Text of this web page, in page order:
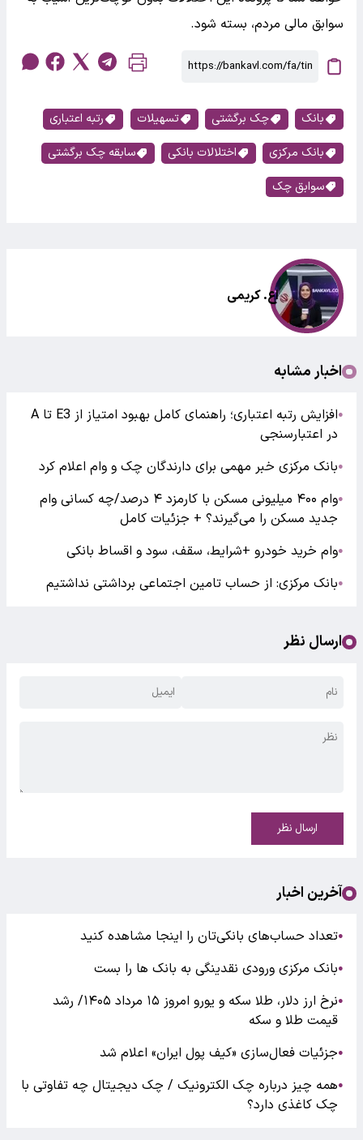
سوابق مالی مردم، بسته شود.
بانک چک برگشتی تسهیلات
رتبه اعتباری
بانک مرکزی
اختلالات بانکی
سابقه چک برگشتی
سوابق چک
اع. کریمی
اخبار مشابه
●
افزایش رتبه اعتباری؛ راهنمای کامل بهبود امتیاز از E3 تا A
در اعتبارسنجی
●بانک مرکزی خبر مهمی برای دارندگان چک و وام اعلام کرد
●
وام ۴۰۰ میلیونی مسکن با کارمزد ۴ درصد/چه کسانی وام
جدید مسکن را می‌گیرند؟ + جزئیات کامل
●وام خرید خودرو +شرایط، سقف، سود و اقساط بانکی
●بانک مرکزی: از حساب تامین اجتماعی برداشتی نداشتیم
ارسال نظر
ارسال نظر
آخرین اخبار
●تعداد حساب‌های بانکی‌تان را اینجا مشاهده کنید
●بانک مرکزی ورودی نقدینگی به بانک ها را بست
●
نرخ ارز دلار، طلا سکه و یورو امروز ۱۵ مرداد ۱۴۰۵/ رشد
قیمت طلا و سکه
●جزئیات فعال‌سازی «کیف پول ایران» اعلام شد
●همه چیز درباره چک الکترونیک / چک دیجیتال چه تفاوتی با
چک کاغذی دارد؟